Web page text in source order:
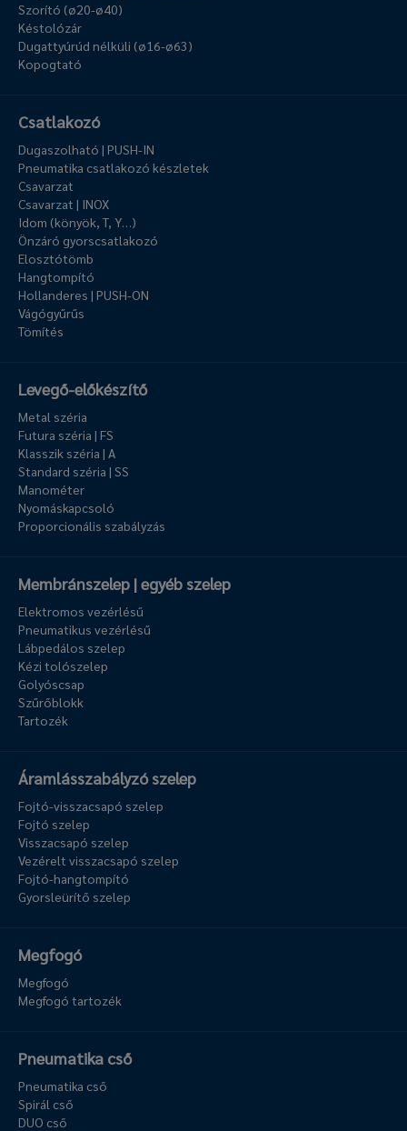
Szorító (ø20-ø40)
Késtolózár
Dugattyúrúd nélküli (ø16-ø63)
Kopogtató
Csatlakozó
Dugaszolható | PUSH-IN
Pneumatika csatlakozó készletek
Csavarzat
Csavarzat | INOX
Idom (könyök, T, Y…)
Önzáró gyorscsatlakozó
Elosztótömb
Hangtompító
Hollanderes | PUSH-ON
Vágógyűrűs
Tömítés
Levegő-előkészítő
Metal széria
Futura széria | FS
Klasszik széria | A
Standard széria | SS
Manométer
Nyomáskapcsoló
Proporcionális szabályzás
Membránszelep | egyéb szelep
Elektromos vezérlésű
Pneumatikus vezérlésű
Lábpedálos szelep
Kézi tolószelep
Golyóscsap
Szűrőblokk
Tartozék
Áramlásszabályzó szelep
Fojtó-visszacsapó szelep
Fojtó szelep
Visszacsapó szelep
Vezérelt visszacsapó szelep
Fojtó-hangtompító
Gyorsleürítő szelep
Megfogó
Megfogó
Megfogó tartozék
Pneumatika cső
Pneumatika cső
Spirál cső
DUO cső